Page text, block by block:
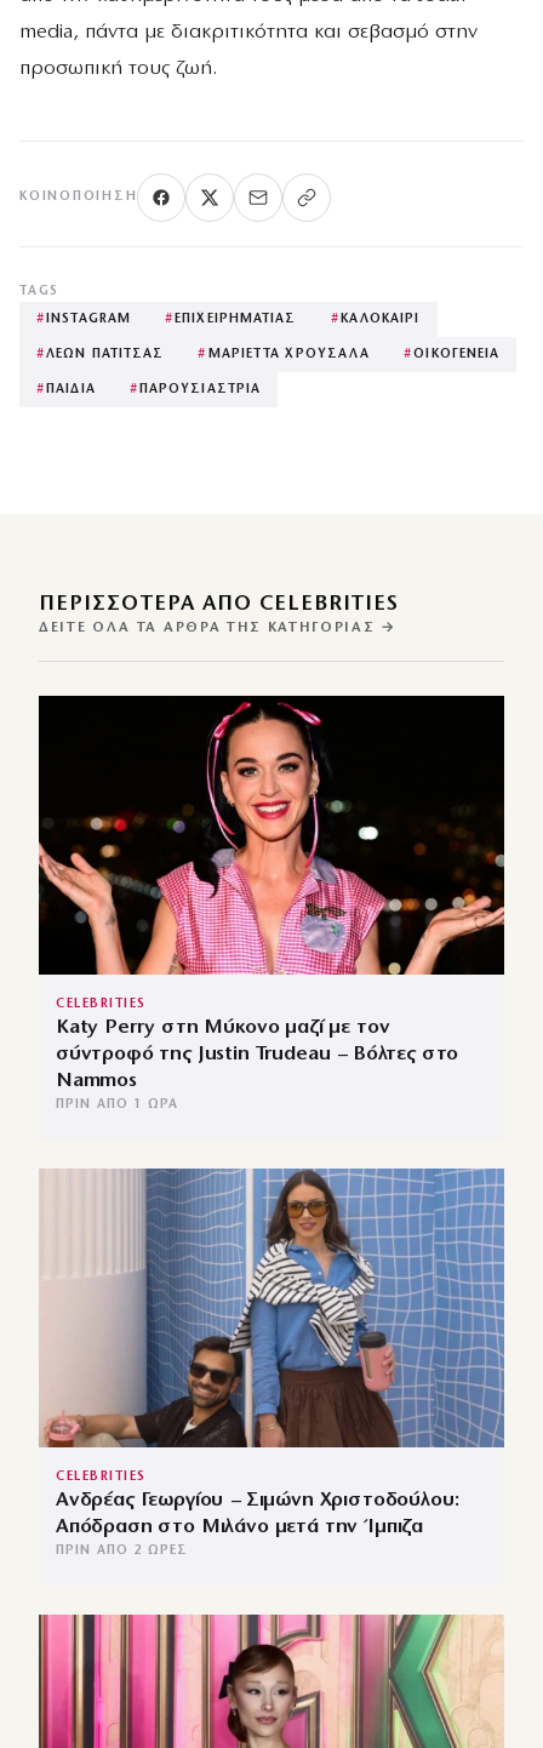
media, πάντα με διακριτικότητα και σεβασμό στην
προσωπική τους ζωή.
ΚΟΙΝΟΠΟΊΗΣΗ
TAGS
# INSTAGRAM # ΕΠΙΧΕΙΡΗΜΑΤΙΑΣ # ΚΑΛΟΚΑΙΡΙ
#ΛΕΩΝ ΠΑΤΙΤΣΑΣ # ΜΑΡΙΕΤΤΑ ΧΡΟΥΣΑΛΑ #ΟΙΚΟΓΕΝΕΙΑ
# ΠΑΙΔΙΑ # ΠΑΡΟΥΣΙΑΣΤΡΙΑ
ΠΕΡΙΣΣΌΤΕΡΑ ΑΠΌ CELEBRITIES
ΔΕΊΤΕ ΌΛΑ ΤΑ ΆΡΘΡΑ ΤΗΣ ΚΑΤΗΓΟΡΊΑΣ →
CELEBRITIES
Katy Perry στη Μύκονο μαζί με τον
σύντροφό της Justin Trudeau – Βόλτες στο
Nammos
ΠΡΙΝ ΑΠΌ 1 ΏΡΑ
CELEBRITIES
Ανδρέας Γεωργίου – Σιμώνη Χριστοδούλου:
Απόδραση στο Μιλάνο μετά την Ίμπιζα
ΠΡΙΝ ΑΠΌ 2 ΏΡΕΣ